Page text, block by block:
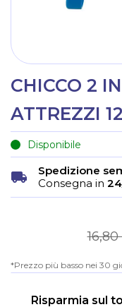
CHICCO 2
ATTREZZI
Disponibile
Spedizione
Consegna in
Prezzo più basso nei 30